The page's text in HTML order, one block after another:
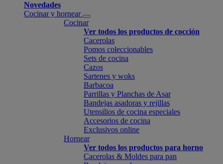
Novedades
Cocinar y hornear
Cocinar
Ver todos los productos de cocción
Cacerolas
Pomos coleccionables
Sets de cocina
Cazos
Sartenes y woks
Barbacoa
Parrillas y Planchas de Asar
Bandejas asadoras y rejillas
Utensilios de cocina especiales
Accesorios de cocina
Exclusivos online
Hornear
Ver todos los productos para horno
Cacerolas & Moldes para pan